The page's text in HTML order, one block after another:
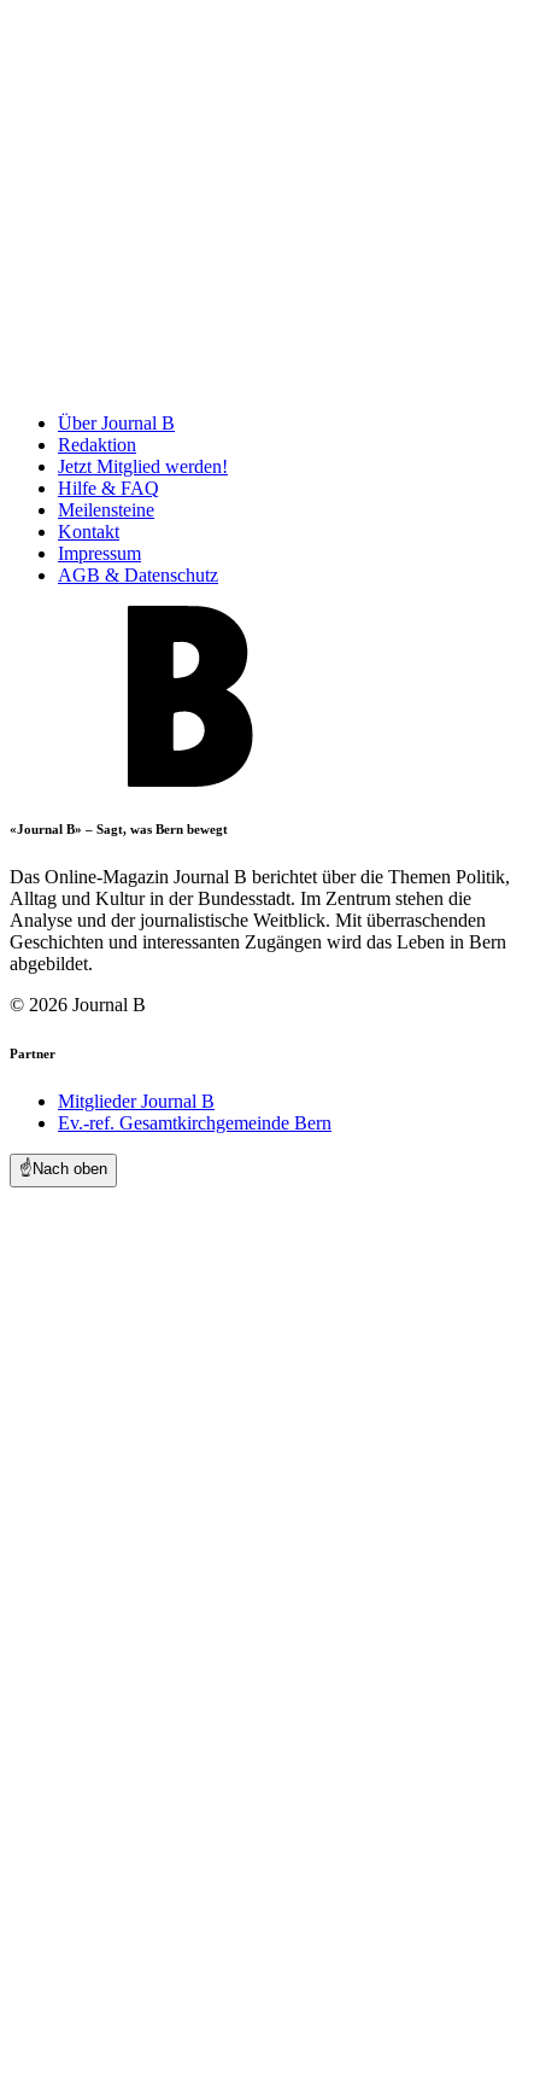
Über Journal B
Redaktion
Jetzt Mitglied werden!
Hilfe & FAQ
Meilensteine
Kontakt
Impressum
AGB & Datenschutz
«Journal B» – Sagt, was Bern bewegt
Das Online-Magazin Journal B berichtet über die Themen Politik,
Alltag und Kultur in der Bundesstadt. Im Zentrum stehen die
Analyse und der journalistische Weitblick. Mit überraschenden
Geschichten und interessanten Zugängen wird das Leben in Bern
abgebildet.
© 2026 Journal B
Partner
Mitglieder Journal B
Ev.-ref. Gesamtkirchgemeinde Bern
☝️Nach oben